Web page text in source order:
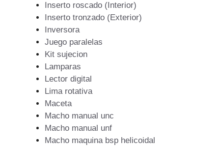
Inserto roscado (Interior)
Inserto tronzado (Exterior)
Inversora
Juego paralelas
Kit sujecion
Lamparas
Lector digital
Lima rotativa
Maceta
Macho manual unc
Macho manual unf
Macho maquina bsp helicoidal